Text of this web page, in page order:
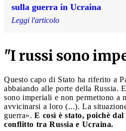
sulla guerra in Ucraina
Leggi l'articolo
"I russi sono
Questo capo di Stato ha riferito a
abbaiando alle porte della Russia.
sono imperiali e non permettono a
avvicinarsi a loro (...). La
guerra». E così è stato, poichè
conflitto tra Russia e Ucraina.